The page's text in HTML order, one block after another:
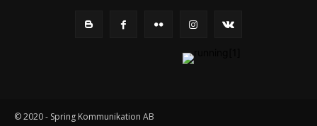
© 2020 - Spring Kommunikation AB